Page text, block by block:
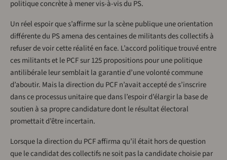
politique concrète à mener vis-à-vis du PS.
Un réel espoir que s’affirme sur la scène publique une orientation
différente du PS amena des centaines de militants des collectifs à
refuser de voir cette réalité en face. L’accord politique trouvé entre
ces militants et le PCF sur 125 propositions pour une politique
antilibérale leur semblait la garantie d’une volonté commune
d’aboutir. Mais la direction du PCF n’avait accepté de s’inscrire
dans ce processus unitaire que dans l’espoir d’élargir la base de
soutien à sa propre candidature dont le résultat électoral
promettait d’être incertain.
Lorsque la direction du PCF affirma qu’il était hors de question
que le candidat des collectifs ne soit pas la candidate choisie par